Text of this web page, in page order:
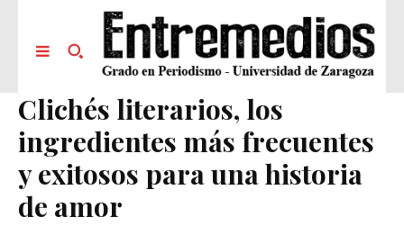
Clichés literarios, los
ingredientes más frecuentes
y exitosos para una historia
de amor